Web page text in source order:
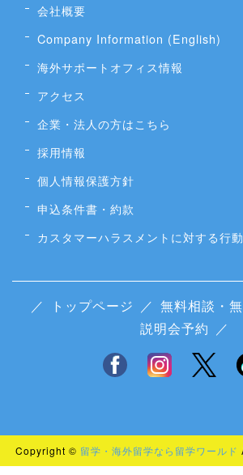
会社概要
Company Information (English)
海外サポートオフィス情報
アクセス
企業・法人の方はこちら
採用情報
個人情報保護方針
申込条件書・約款
カスタマーハラスメントに対する行
／ トップページ ／ 無料相談・
説明会予約 ／
Copyright © 留学・海外留学なら留学ワールド